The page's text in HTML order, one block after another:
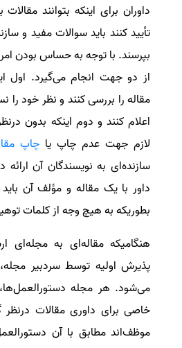
داوران برای اینکه بتوانند
تأیید کنند باید سوالات مفید و
بپرسند. با توجه به حساس بودن
از دو جهت انجام می‌گیرد. اول
مقاله را بررسی کنند و نظر خود
اعلام کنند و دوم اینکه بدون
لازم جهت عدم چاپ یا چاپ
سازنده‌ای به نویسندگان آن
داور با یک مقاله و مؤلف آن
بطوریکه به هیچ وجه از کلمات
هنگامیکه مقاله‌ای به
پذیرش اولیه توسط سردبیر
می‌شود. هر مجله
خاصی برای داوری مقالات
موظف‌اند مطابق با آن